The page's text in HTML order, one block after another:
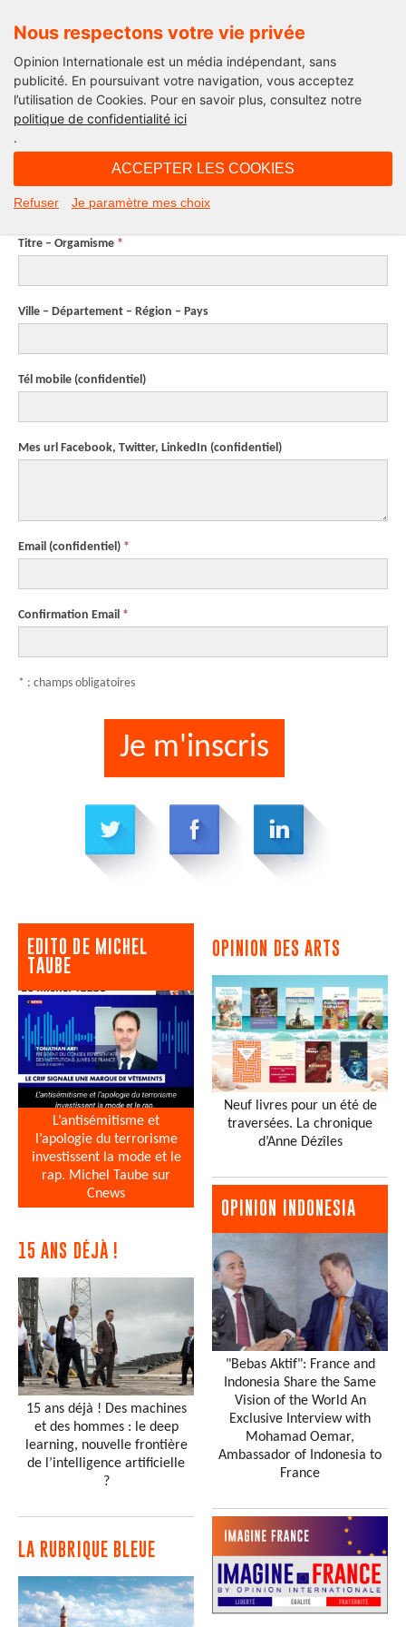
Nous respectons votre vie privée
Opinion Internationale est un média indépendant, sans
publicité. En poursuivant votre navigation, vous acceptez
l’utilisation de Cookies. Pour en savoir plus, consultez notre
politique de confidentialité ici
.
ACCEPTER LES COOKIES
Refuser Je paramètre mes choix
ESSAI
Titre – Orgamisme *
Ville – Département – Région – Pays
Tél mobile (confidentiel)
Mes url Facebook, Twitter, LinkedIn (confidentiel)
Email (confidentiel) *
Confirmation Email *
* : champs obligatoires
EDITO DE MICHEL
TAUBE
L’antisémitisme et
l’apologie du terrorisme
investissent la mode et le
rap. Michel Taube sur
Cnews
15 ANS DÉJÀ !
15 ans déjà ! Des machines
et des hommes : le deep
learning, nouvelle frontière
de l’intelligence artificielle
?
LA RUBRIQUE BLEUE
OPINION DES ARTS
Neuf livres pour un été de
traversées. La chronique
d’Anne Dézîles
OPINION INDONESIA
"Bebas Aktif": France and
Indonesia Share the Same
Vision of the World An
Exclusive Interview with
Mohamad Oemar,
Ambassador of Indonesia to
France